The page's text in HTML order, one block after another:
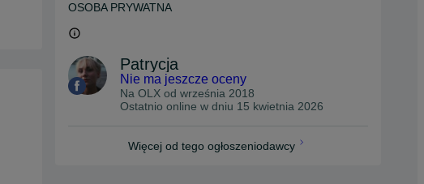
OSOBA PRYWATNA
Patrycja
Nie ma jeszcze oceny
Na OLX od września 2018
Ostatnio online w dniu 15 kwietnia 2026
Więcej od tego ogłoszeniodawcy